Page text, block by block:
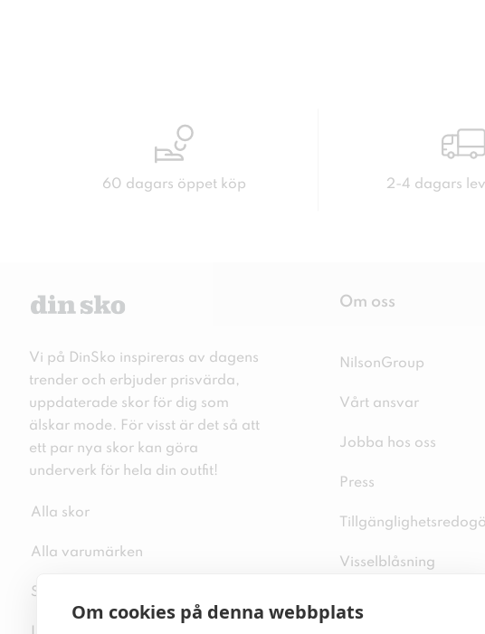
Om cookies på denna webbplats
60 dagars öppet köp 2-4 dagars
Vi på DinSko inspireras av dagens
trender och erbjuder prisvärda,
uppdaterade skor för dig som
älskar mode. För visst är det så att
ett par nya skor kan göra
underverk för hela din outfit!
Alla skor
Alla varumärken
Sitemap
Om oss
NilsonGroup
Vårt ansvar
Jobba hos oss
Press
Visselblåsning